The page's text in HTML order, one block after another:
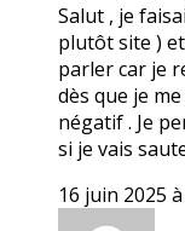
Salut , je
plutôt site )
parler car je
dès que je
négatif . Je
si je vais
16 juin 2025